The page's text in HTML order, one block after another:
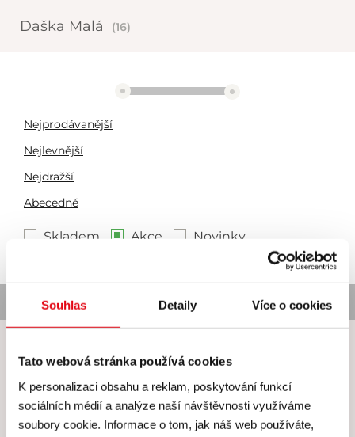
Souhlas Detaily Více o cookies
Tato webová stránka používá cookies
K personalizaci obsahu a reklam, poskytování funkcí
sociálních médií a analýze naší návštěvnosti využíváme
soubory cookie. Informace o tom, jak náš web používáte,
Daška Malá (16)
Nejprodávanější
Nejlevnější
Nejdražší
Abecedně
Skladem Akce Novinky
Nebyl nalezen žádný produkt
Hodnocení Gourmet Academy